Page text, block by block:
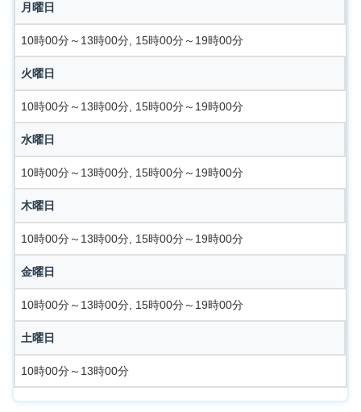
月曜日
10時00分～13時00分, 15時00分～19時00分
火曜日
10時00分～13時00分, 15時00分～19時00分
水曜日
10時00分～13時00分, 15時00分～19時00分
木曜日
10時00分～13時00分, 15時00分～19時00分
金曜日
10時00分～13時00分, 15時00分～19時00分
土曜日
10時00分～13時00分